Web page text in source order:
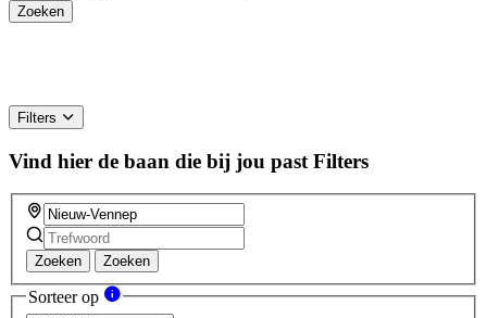
Filters
Vind hier de baan die bij jou past Filters
Zoeken Zoeken
Sorteer op